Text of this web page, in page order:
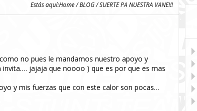
Estás aquí:Home/BLOG/ SUERTE PA NUESTRA VANE!!!
no pues le mandamos nuestro apoyo y
invita…. jajaja que noooo ) que es por que es mas
y mis fuerzas que con este calor son pocas…